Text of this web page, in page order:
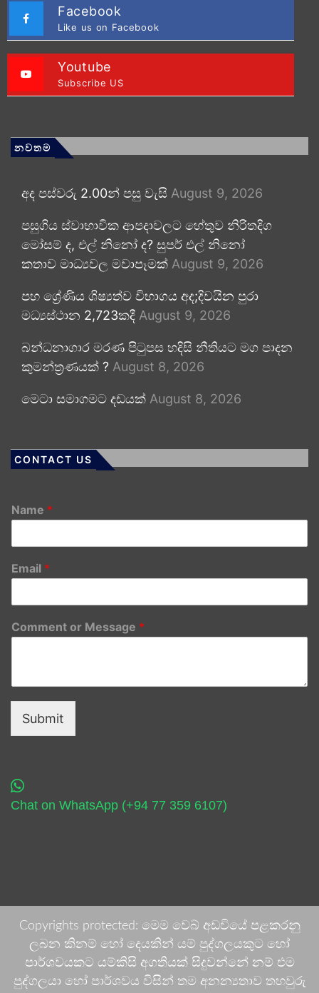
Facebook
Like us on Facebook
Youtube
Subscribe US
නවතම
අද පස්වරු 2.00න් පසු වැසි August 9, 2026
පසුගිය ස්වාභාවික ආපදාවලට හේතුව නිරිතදිග
මෝසම් ද, එල් නිනෝ ද? සුපර් එල් නිනෝ
කතාව මාධ්‍යවල මවාපෑමක් August 9, 2026
පහ ශ්‍රේණිය ශිෂ්‍යත්ව විභාගය අද;දිවයින පුරා
මධ්‍යස්ථාන 2,723කදී August 9, 2026
බන්ධනාගාර මරණ පිටුපස හදිසි නීතියට මග පාදන
කුමන්ත්‍රණයක් ? August 8, 2026
මෙටා සමාගමට දඩයක් August 8, 2026
CONTACT US
Name *
Email *
Comment or Message *
Submit
Chat on WhatsApp (+94 77 359 6107)
Copyrights protected: මෙම වෙබ් අඩවියේ පළකරනු
ලබන කිනම් හෝ දෙයකින් යම් පුද්ගලයකුට හෝ
පාර්ශවයකට යම්කිසි අගතියක් සිදුවන්නේ නම් එම
පුද්ගලයා හෝ පාර්ශවය විසින් තම අනන්‍යතාව තහවුරු